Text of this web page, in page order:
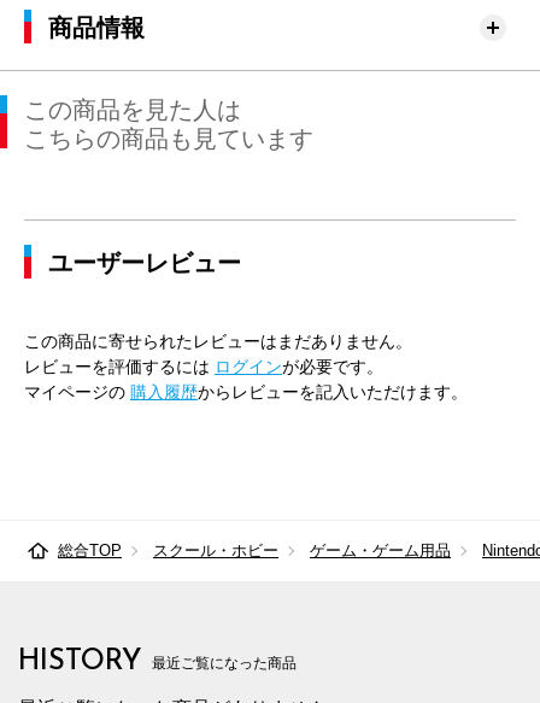
商品情報
この商品を見た人は
こちらの商品も見ています
ユーザーレビュー
この商品に寄せられたレビューはまだありません。
レビューを評価するには ログインが必要です。
マイページの 購入履歴からレビューを記入いただけます。
総合TOP スクール・ホビー ゲーム・ゲーム用品
HISTORY 最近ご覧になった商品